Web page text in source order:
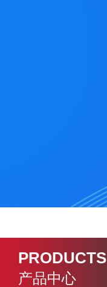
PRODUCTS
产品中心